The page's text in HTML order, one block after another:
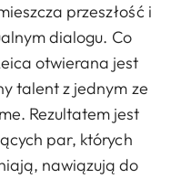
przeszłość i
dialogu. Co
otwierana jest
talent z jednym ze
Rezultatem jest
par, których
nawiązują do